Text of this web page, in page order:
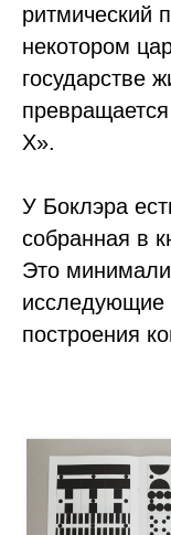
ритмический
некотором
государстве
Х».
У Боклэра
собранная в
Это
исследующие
построения